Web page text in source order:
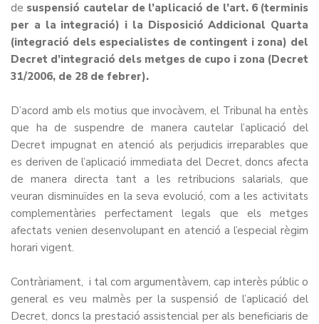
de suspensió cautelar de l’aplicació de l’art. 6 (terminis
per a la integració) i la Disposició Addicional Quarta
(integració dels especialistes de contingent i zona) del
Decret d’integració dels metges de cupo i zona (Decret
31/2006, de 28 de febrer).
D’acord amb els motius que invocàvem, el Tribunal ha entès
que ha de suspendre de manera cautelar l’aplicació del
Decret impugnat en atenció als perjudicis irreparables que
es deriven de l’aplicació immediata del Decret, doncs afecta
de manera directa tant a les retribucions salarials, que
veuran disminuïdes en la seva evolució, com a les activitats
complementàries perfectament legals que els metges
afectats venien desenvolupant en atenció a l’especial règim
horari vigent.
Contràriament, i tal com argumentàvem, cap interès públic o
general es veu malmès per la suspensió de l’aplicació del
Decret, doncs la prestació assistencial per als beneficiaris de